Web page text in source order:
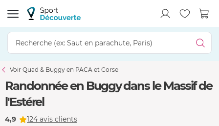
Voir Quad & Buggy en PACA et Corse
Randonnée en Buggy dans le Massif de
l'Estérel
4,9
124 avis clients